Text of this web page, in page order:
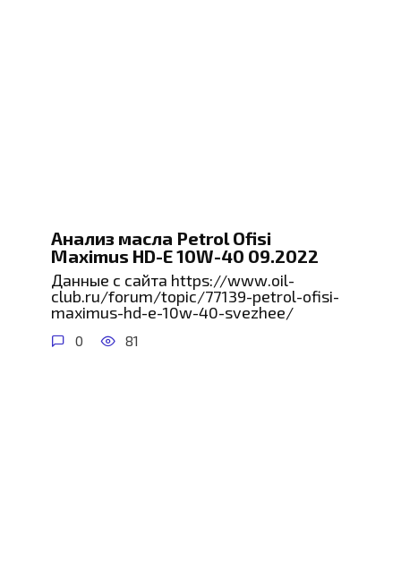
Анализ масла Petrol Ofisi
Maximus HD-E 10W-40 09.2022
Данные с сайта https://www.oil-
club.ru/forum/topic/77139-petrol-ofisi-
maximus-hd-e-10w-40-svezhee/
0 81